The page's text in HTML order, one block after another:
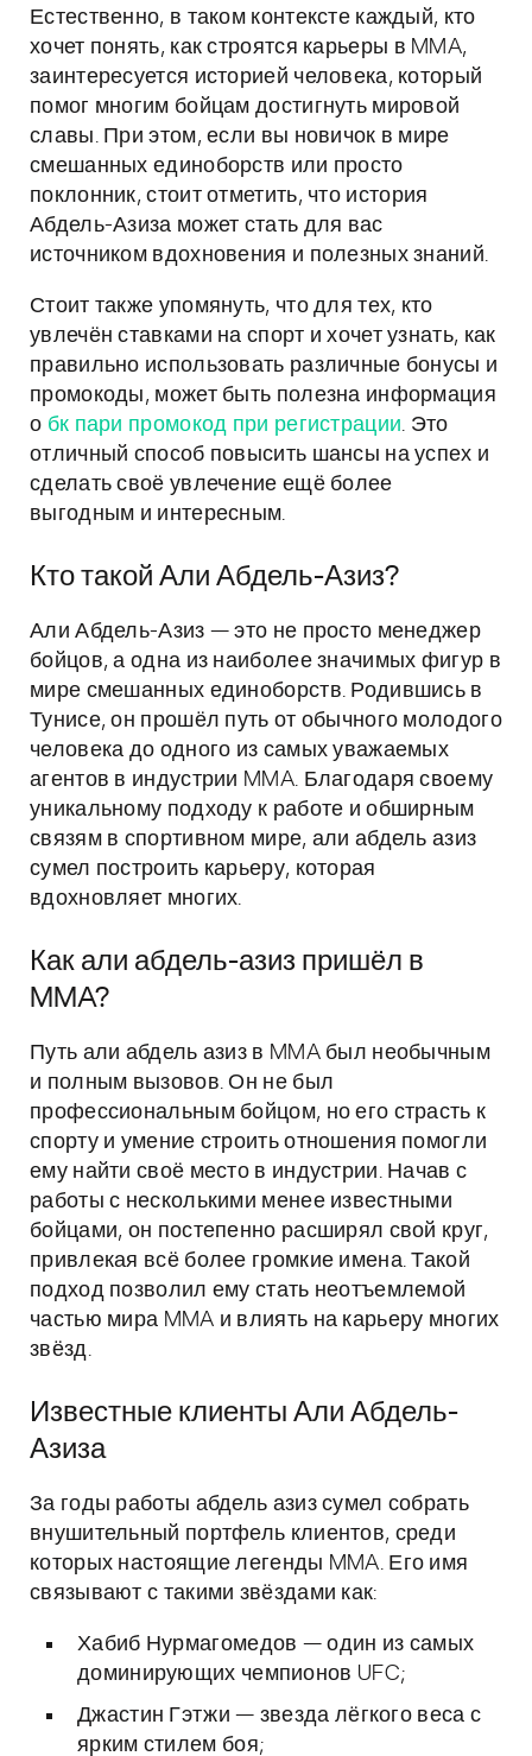
Естественно, в таком контексте каждый, кто
хочет понять, как строятся карьеры в MMA,
заинтересуется историей человека, который
помог многим бойцам достигнуть мировой
славы. При этом, если вы новичок в мире
смешанных единоборств или просто
поклонник, стоит отметить, что история
Абдель-Азиза может стать для вас
источником вдохновения и полезных знаний.
Стоит также упомянуть, что для тех, кто
увлечён ставками на спорт и хочет узнать, как
правильно использовать различные бонусы и
промокоды, может быть полезна информация
о бк пари промокод при регистрации. Это
отличный способ повысить шансы на успех и
сделать своё увлечение ещё более
выгодным и интересным.
Кто такой Али Абдель-Азиз?
Али Абдель-Азиз — это не просто менеджер
бойцов, а одна из наиболее значимых фигур в
мире смешанных единоборств. Родившись в
Тунисе, он прошёл путь от обычного молодого
человека до одного из самых уважаемых
агентов в индустрии MMA. Благодаря своему
уникальному подходу к работе и обширным
связям в спортивном мире, али абдель азиз
сумел построить карьеру, которая
вдохновляет многих.
Как али абдель-азиз пришёл в
MMA?
Путь али абдель азиз в MMA был необычным
и полным вызовов. Он не был
профессиональным бойцом, но его страсть к
спорту и умение строить отношения помогли
ему найти своё место в индустрии. Начав с
работы с несколькими менее известными
бойцами, он постепенно расширял свой круг,
привлекая всё более громкие имена. Такой
подход позволил ему стать неотъемлемой
частью мира MMA и влиять на карьеру многих
звёзд.
Известные клиенты Али Абдель-
Азиза
За годы работы абдель азиз сумел собрать
внушительный портфель клиентов, среди
которых настоящие легенды MMA. Его имя
связывают с такими звёздами как:
Хабиб Нурмагомедов — один из самых
доминирующих чемпионов UFC;
Джастин Гэтжи — звезда лёгкого веса с
ярким стилем боя;